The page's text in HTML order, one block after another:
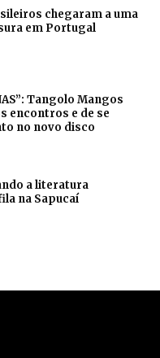
chegaram a uma
em Portugal
Tangolo Mangos
encontros e de se
no novo disco
a literatura
na Sapucaí